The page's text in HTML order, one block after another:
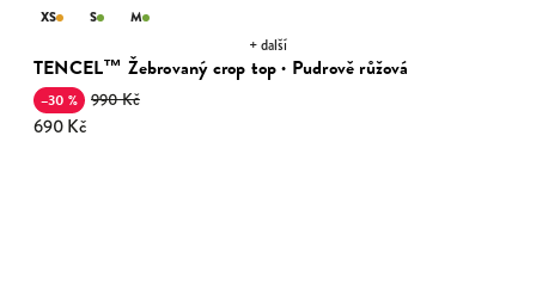
TENCEL™ Žebrovaný crop top · Pudrově růžová
–30 % 990 Kč
690 Kč
XS S M
+ další